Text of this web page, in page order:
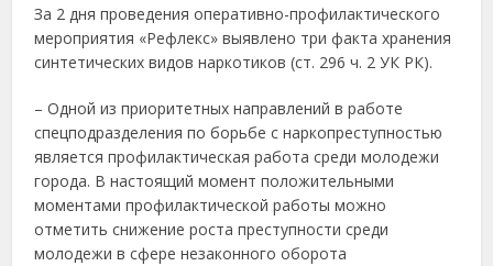
За 2 дня проведения оперативно-профилактического
мероприятия «Рефлекс» выявлено три факта хранения
синтетических видов наркотиков (ст. 296 ч. 2 УК РК).
– Одной из приоритетных направлений в работе
спецподразделения по борьбе с наркопреступностью
является профилактическая работа среди молодежи
города. В настоящий момент положительными
моментами профилактической работы можно
отметить снижение роста преступности среди
молодежи в сфере незаконного оборота